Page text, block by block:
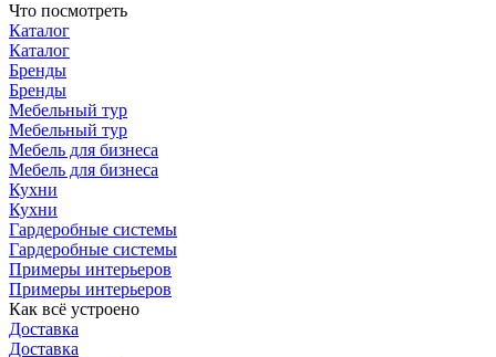
Что посмотреть
Каталог
Каталог
Бренды
Бренды
Мебельный тур
Мебельный тур
Мебель для бизнеса
Мебель для бизнеса
Кухни
Кухни
Гардеробные системы
Гардеробные системы
Примеры интерьеров
Примеры интерьеров
Как всё устроено
Доставка
Доставка